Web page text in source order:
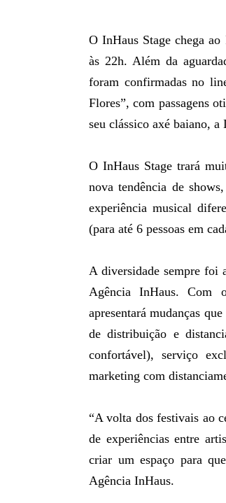
O InHaus Stage chega
às 22h. Além da
foram confirmadas no
Flores”, com passagens
seu clássico axé baiano,
O InHaus Stage trará
nova tendência de
experiência musical
(para até 6 pessoas em
A diversidade sempre foi
Agência InHaus. Com
apresentará mudanças
de distribuição e
confortável), serviço
marketing com
“A volta dos festivais ao
de experiências entre
criar um espaço para
Agência InHaus.